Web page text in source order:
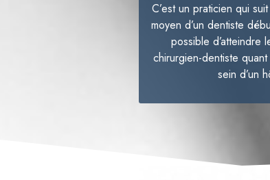
C’est un praticien qui
moyen d’un dentiste
possible
chirurgien-dentiste
sein d’un